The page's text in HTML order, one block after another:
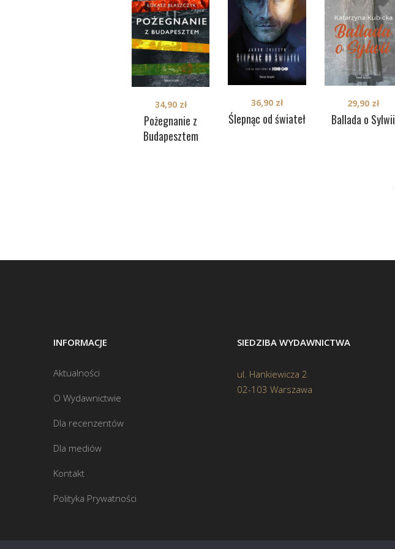
Pożegnanie z
Budapesztem
34,90 zł
Ślepnąc od świateł
36,90 zł
Ballada o Sylwii
29,90 zł
INFORMACJE
Aktualności
O Wydawnictwie
Dla recenzentów
Dla mediów
Kontakt
Polityka Prywatności
SIEDZIBA WYDAWNICTWA
ul. Hankiewicza 2
02-103 Warszawa